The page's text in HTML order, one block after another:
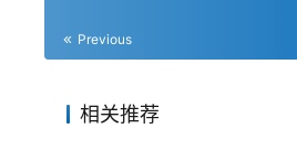
Previous
相关推荐